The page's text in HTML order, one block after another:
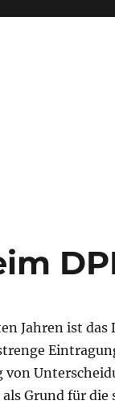
Jahren ist
von
Grund für